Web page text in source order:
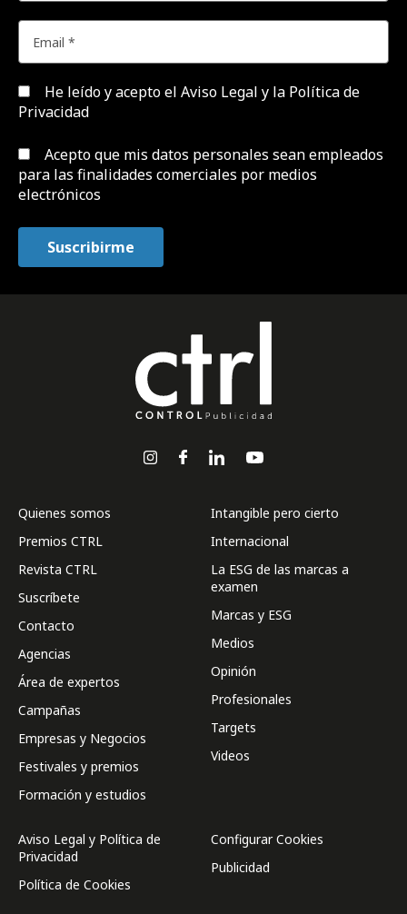
He leído y acepto el Aviso Legal y la Política de
Privacidad
Acepto que mis datos personales sean empleados
para las finalidades comerciales por medios
electrónicos
Quienes somos
Premios CTRL
Revista CTRL
Suscríbete
Contacto
Agencias
Área de expertos
Campañas
Empresas y Negocios
Festivales y premios
Formación y estudios
Intangible pero cierto
Internacional
La ESG de las marcas a
examen
Marcas y ESG
Medios
Opinión
Profesionales
Targets
Videos
Aviso Legal y Política de
Privacidad
Política de Cookies
Configurar Cookies
Publicidad